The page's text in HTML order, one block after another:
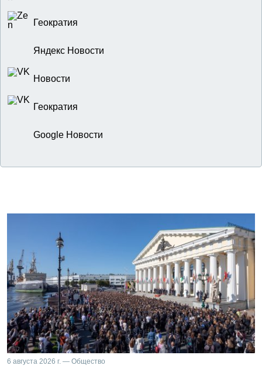
Геократия
Яндекс Новости
Новости
Геократия
Google Новости
6 августа 2026 г. — Общество